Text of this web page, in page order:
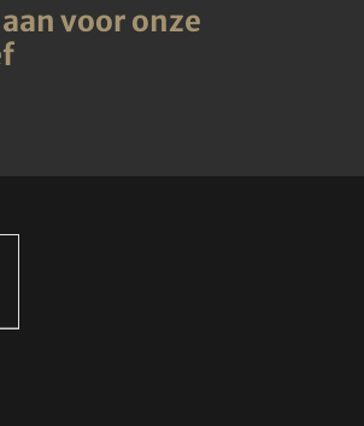
voor onze